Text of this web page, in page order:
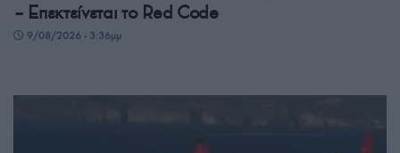
– Επεκτείνεται το Red Code
9/08/2026 - 3:36μμ